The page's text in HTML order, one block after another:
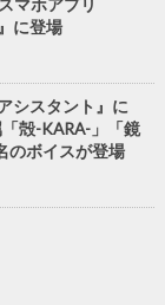
マホアプリ
に登場
シスタント』に
殻-KARA-」「鏡
のボイスが登場